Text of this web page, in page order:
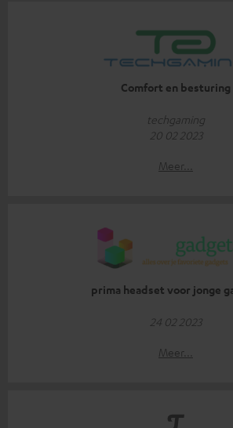
Comfort en besturing
techgaming
20 02 2023
Meer...
prima headset voor jonge
24 02 2023
Meer...